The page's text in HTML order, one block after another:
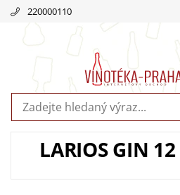
220000110
LARIOS GIN